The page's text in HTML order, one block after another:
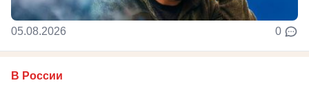
05.08.2026 0
В России